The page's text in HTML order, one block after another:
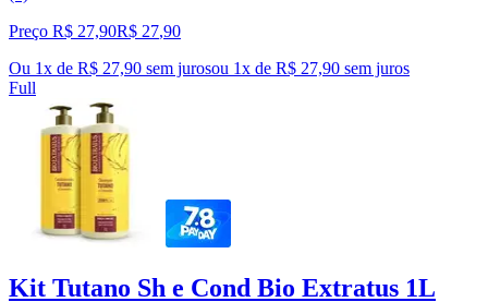
Preço R$ 27,90R$ 27,90
Ou 1x de R$ 27,90 sem jurosou 1x de R$ 27,90 sem juros
Full
Kit Tutano Sh e Cond Bio Extratus 1L